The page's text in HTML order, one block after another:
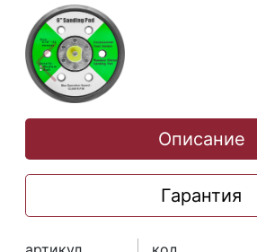
Описание
Гарантия